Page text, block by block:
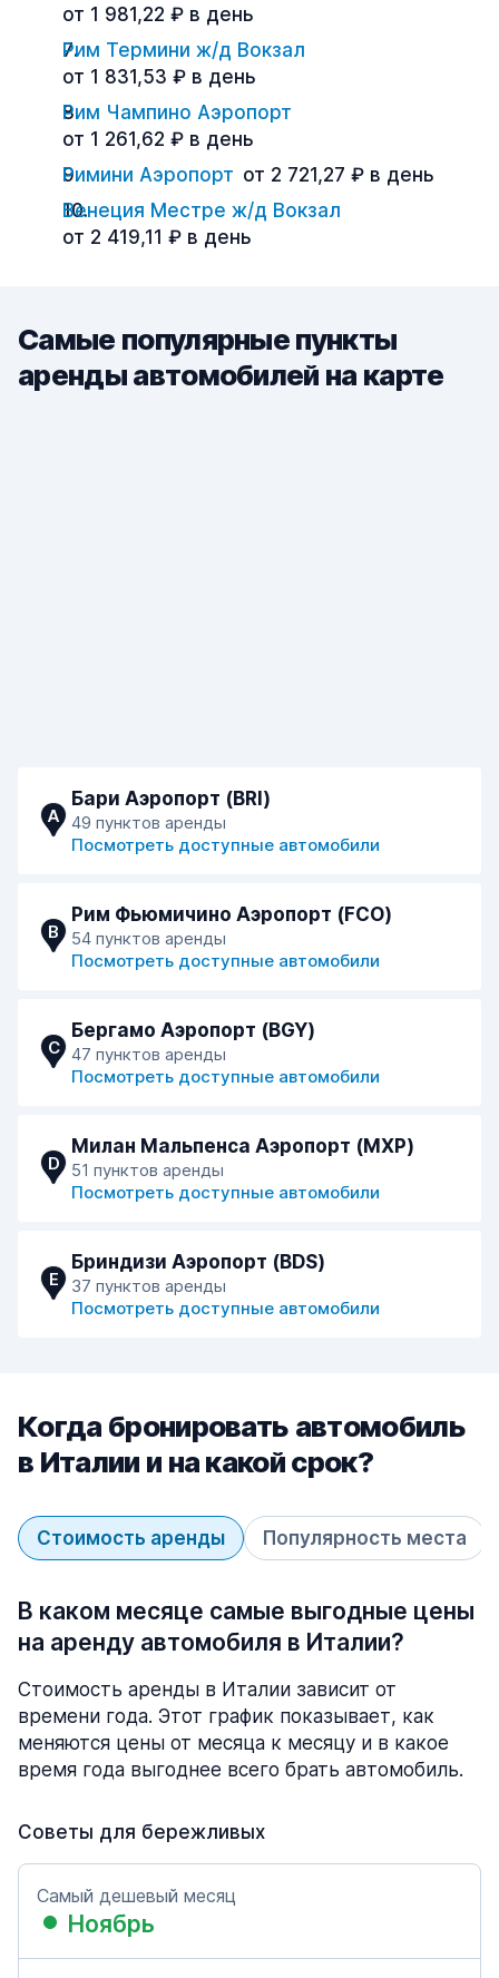
от 1 981,22 ₽ в день
Рим Термини ж/д Вокзал
от 1 831,53 ₽ в день
Рим Чампино Аэропорт
от 1 261,62 ₽ в день
Римини Аэропорт от 2 721,27 ₽ в день
Венеция Местре ж/д Вокзал
от 2 419,11 ₽ в день
Самые популярные пункты
аренды автомобилей на карте
A
Бари Аэропорт (BRI)
49 пунктов аренды
Посмотреть доступные автомобили
B
Рим Фьюмичино Аэропорт (FCO)
54 пунктов аренды
Посмотреть доступные автомобили
C
Бергамо Аэропорт (BGY)
47 пунктов аренды
Посмотреть доступные автомобили
D
Милан Мальпенса Аэропорт (MXP)
51 пунктов аренды
Посмотреть доступные автомобили
E
Бриндизи Аэропорт (BDS)
37 пунктов аренды
Посмотреть доступные автомобили
Когда бронировать автомобиль
в Италии и на какой срок?
Стоимость аренды Популярность места
В каком месяце самые выгодные цены
на аренду автомобиля в Италии?
Стоимость аренды в Италии зависит от
времени года. Этот график показывает, как
меняются цены от месяца к месяцу и в какое
время года выгоднее всего брать автомобиль.
Советы для бережливых
Самый дешевый месяц
Ноябрь